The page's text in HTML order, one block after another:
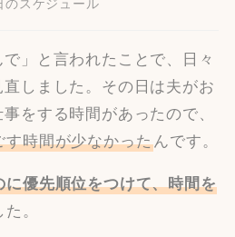
のスケジュール
」と言われたことで、日々
しました。その日は夫がお
をする時間があったので、
す時間が少なかったんです。
に優先順位をつけて、時間を
。